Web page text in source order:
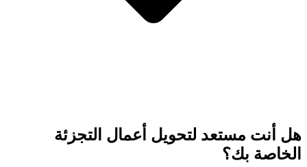
هل أنت مستعد لتحويل أعمال التجزئة
الخاصة بك؟